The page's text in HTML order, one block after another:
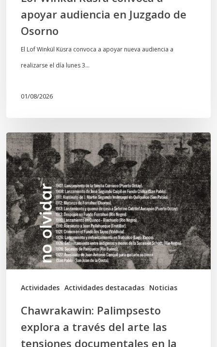
apoyar audiencia en Juzgado de
Osorno
El Lof Winkül Küsra convoca a apoyar nueva audiencia a
realizarse el día lunes 3…
01/08/2026
Actividades Actividades destacadas Noticias
Chawrakawin:
Palimpsesto
explora
a
través
del
arte
las
tensiones
documentales
memoria
Chawrakawin: Palimpsesto
explora a través del arte las
tensiones documentales en la